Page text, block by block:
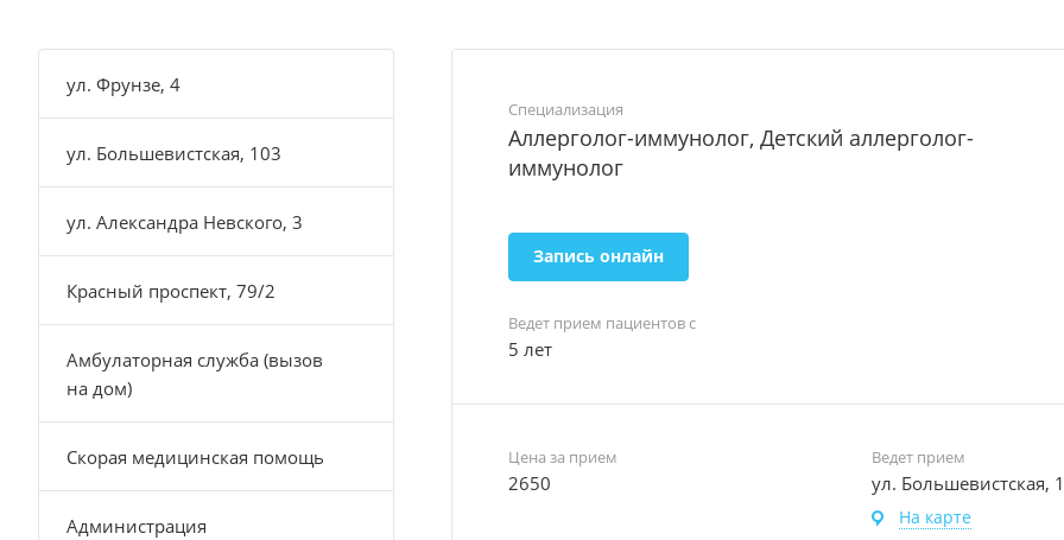
Специализация
Аллерголог-иммунолог, Детский аллерголог-
иммунолог
Запись онлайн
Ведет прием пациентов с
5 лет
Цена за прием
2650
Ведет прием
ул. Большевистская,
На карте
ул. Фрунзе, 4
ул. Большевистская, 103
ул. Александра Невского, 3
Красный проспект, 79/2
Амбулаторная служба (вызов
на дом)
Скорая медицинская помощь
Администрация